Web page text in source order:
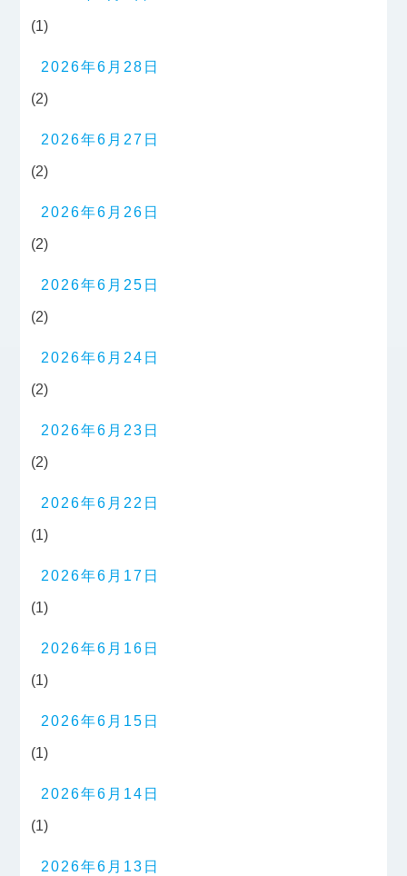
(1)
2026年6月28日
(2)
2026年6月27日
(2)
2026年6月26日
(2)
2026年6月25日
(2)
2026年6月24日
(2)
2026年6月23日
(2)
2026年6月22日
(1)
2026年6月17日
(1)
2026年6月16日
(1)
2026年6月15日
(1)
2026年6月14日
(1)
2026年6月13日